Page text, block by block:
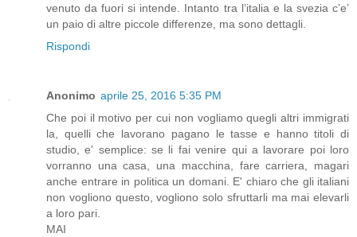
venuto da fuori si intende. Intanto tra l’italia e la svezia c’e’
un paio di altre piccole differenze, ma sono dettagli.
Rispondi
Anonimo aprile 25, 2016 5:35 PM
Che poi il motivo per cui non vogliamo quegli altri immigrati
la, quelli che lavorano pagano le tasse e hanno titoli di
studio, e' semplice: se li fai venire qui a lavorare poi loro
vorranno una casa, una macchina, fare carriera, magari
anche entrare in politica un domani. E' chiaro che gli italiani
non vogliono questo, vogliono solo sfruttarli ma mai elevarli
a loro pari.
MAI